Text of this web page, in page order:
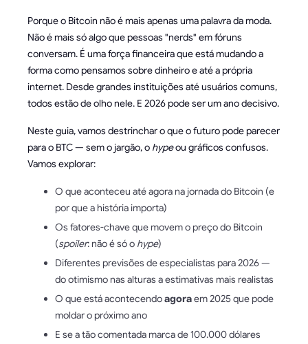
Porque o Bitcoin não é mais apenas uma palavra da moda.
Não é mais só algo que pessoas "nerds" em fóruns
conversam. É uma força financeira que está mudando a
forma como pensamos sobre dinheiro e até a própria
internet. Desde grandes instituições até usuários comuns,
todos estão de olho nele. E 2026 pode ser um ano decisivo.
Neste guia, vamos destrinchar o que o futuro pode parecer
para o BTC — sem o jargão, o hypeou gráficos confusos.
Vamos explorar:
O que aconteceu até agora na jornada do Bitcoin (e
por que a história importa)
Os fatores-chave que movem o preço do Bitcoin
(spoiler: não é só o hype)
Diferentes previsões de especialistas para 2026 —
do otimismo nas alturas a estimativas mais realistas
O que está acontecendoagoraem 2025 que pode
moldar o próximo ano
E se a tão comentada marca de 100.000 dólares